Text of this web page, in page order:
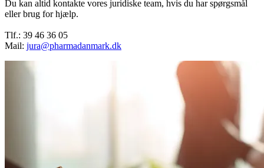
Du kan altid kontakte vores juridiske team, hvis du har spørgsmål
eller brug for hjælp.
Tlf.: 39 46 36 05
Mail: jura@pharmadanmark.dk